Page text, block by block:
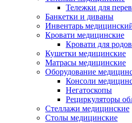
Тележки для
Банкетки и диваны
Инвентарь
Кровати медицинские
Кровати для
Кушетки медицинские
Матраcы медицинские
Оборудование
Консоли
Негатоскопы
Рециркуляторы
Стеллажи медицинские
Столы медицинские